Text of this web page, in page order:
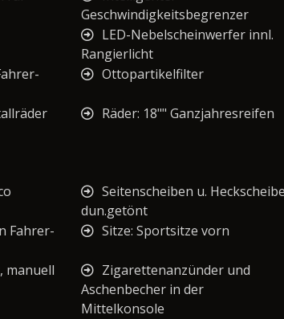
Geschwindigkeitsbegrenzer
LED-Nebelscheinwerfer innl.
Rangierlicht
Ottopartikelfilter
Räder: 18"" Ganzjahresreifen
Seitenscheiben u. Heckscheibe
dun.getönt
Fahrer-
Sitze: Sportsitze vorn
manuell
Zigarettenanzünder und
Aschenbecher in der
Mittelkonsole